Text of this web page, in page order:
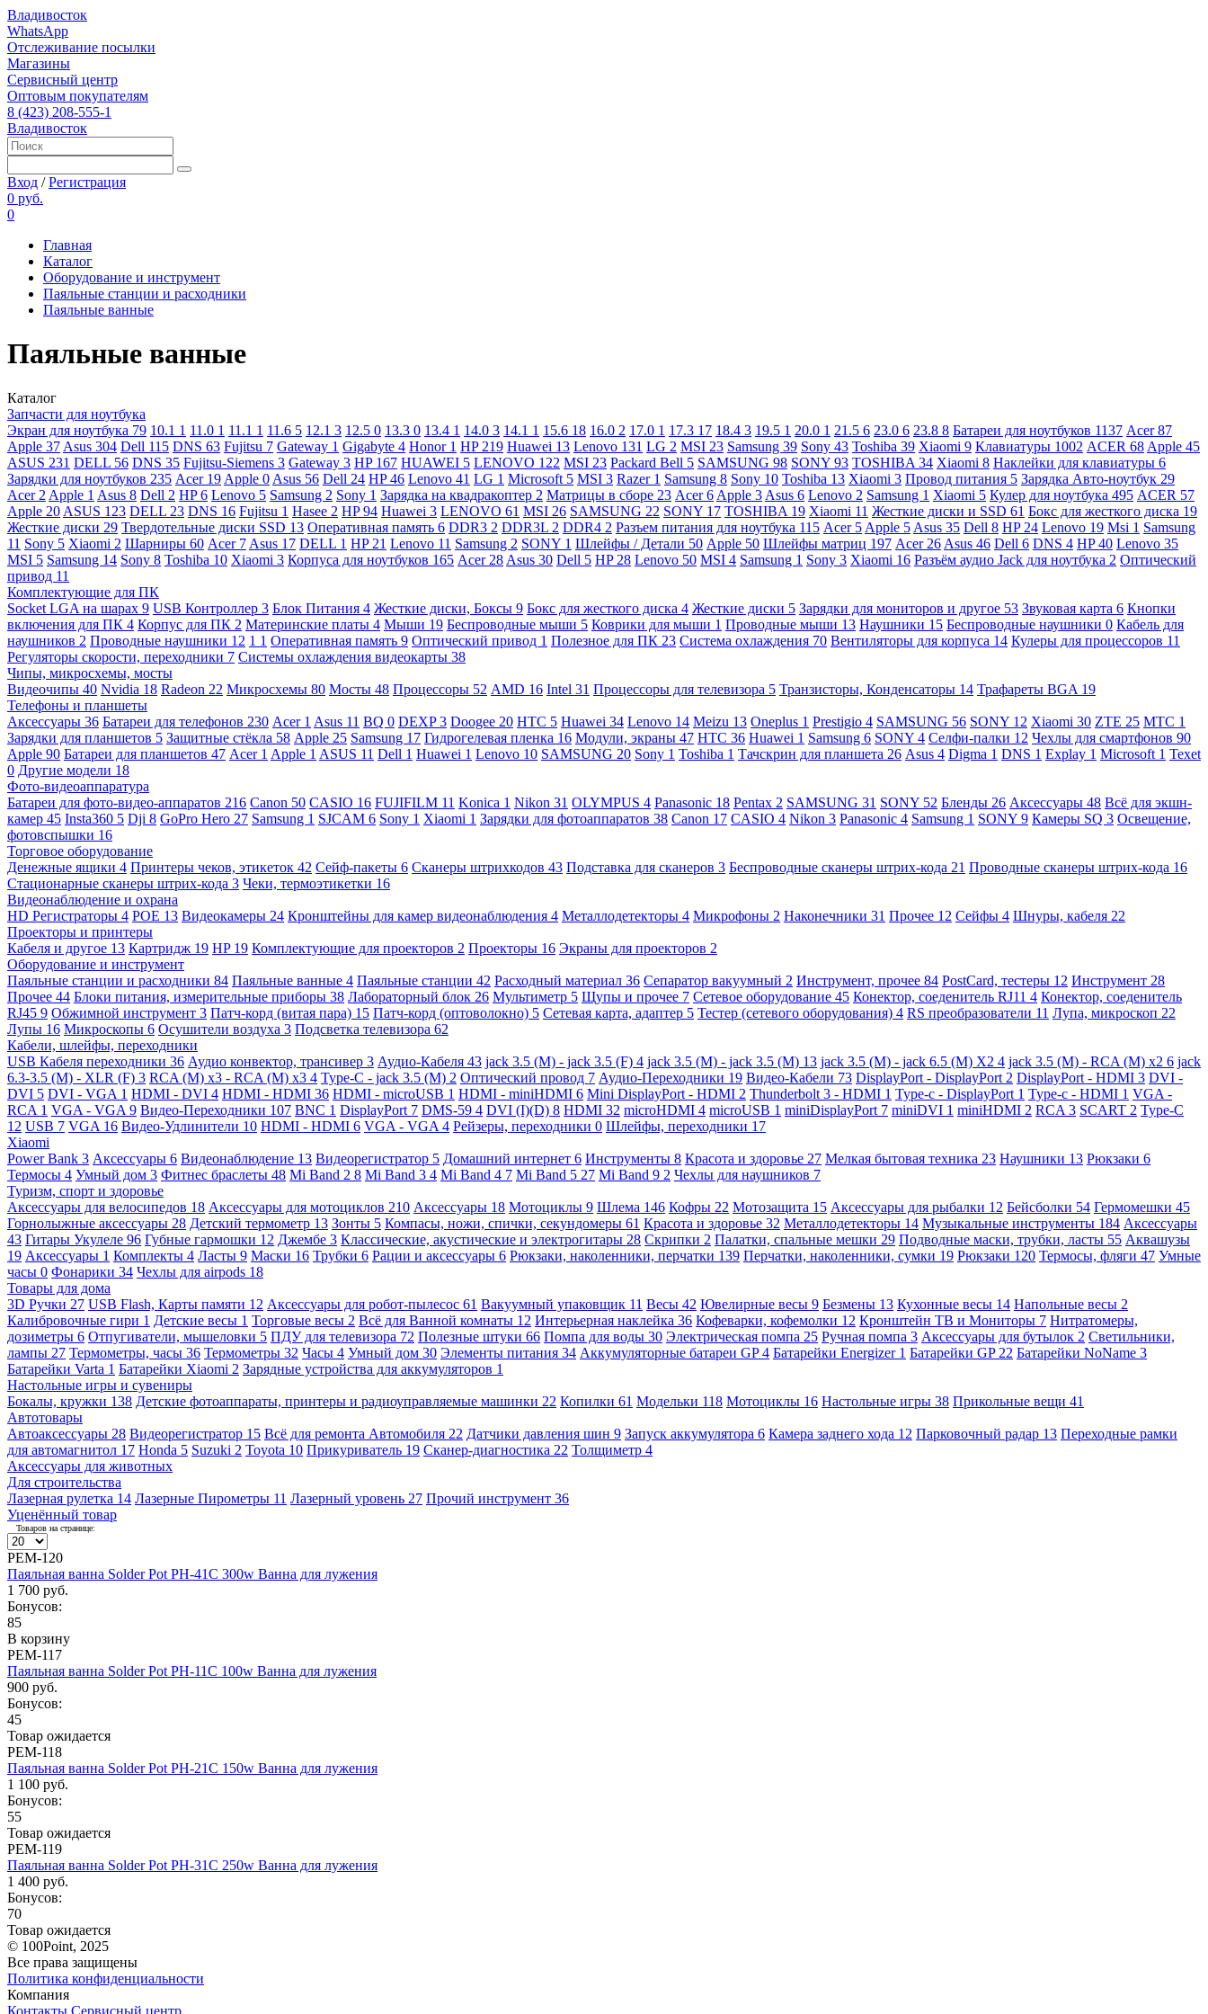
Владивосток
WhatsApp
Отслеживание посылки
Магазины
Сервисный центр
Оптовым покупателям
8 (423) 208-555-1
Владивосток
Вход /Регистрация
0 руб.
0
Главная
Каталог
Оборудование и инструмент
Паяльные станции и расходники
Паяльные ванные
Паяльные ванные
Каталог
Запчасти для ноутбука
Экран для ноутбука 79 10.1 1 11.0 1 11.1 1 11.6 5 12.1 3 12.5 0 13.3 0 13.4 1 14.0 3 14.1 1 15.6 18 16.0 2 17.0 1 17.3 17 18.4 3 19.5 1 20.0 1 21.5 6 23.0 6 23.8 8 Батареи для ноутбуков 1137 Acer87
Apple 37 Asus 304 Dell 115 DNS 63 Fujitsu 7 Gateway 1 Gigabyte 4 Honor 1 HP 219 Huawei 13 Lenovo 131 LG 2 MSI 23 Samsung 39 Sony 43 Toshiba 39 Xiaomi 9 Клавиатуры 1002 ACER 68 Apple 45
ASUS 231 DELL 56 DNS 35 Fujitsu-Siemens 3 Gateway 3 HP 167 HUAWEI 5 LENOVO 122 MSI 23 Packard Bell 5 SAMSUNG 98 SONY 93 TOSHIBA 34 Xiaomi 8 Наклейки для клавиатуры 6
Зарядки для ноутбуков 235 Acer 19 Apple 0 Asus 56 Dell 24 HP46 Lenovo 41 LG 1 Microsoft 5 MSI 3 Razer 1 Samsung 8 Sony 10 Toshiba 13 Xiaomi 3 Провод питания 5 Зарядка Авто-ноутбук 29
Acer 2 Apple 1 Asus 8 Dell 2 HP6 Lenovo 5 Samsung 2 Sony 1 Зарядка на квадракоптер 2 Матрицы в сборе 23 Acer6 Apple 3 Asus 6 Lenovo 2 Samsung 1 Xiaomi 5 Кулер для ноутбука 495 ACER 57
Apple 20 ASUS 123 DELL 23 DNS 16 Fujitsu 1 Hasee 2 HP94 Huawei 3 LENOVO 61 MSI 26 SAMSUNG 22 SONY 17 TOSHIBA 19 Xiaomi 11 Жесткие диски и SSD 61 Бокс для жесткого диска 19
Жесткие диски 29 Твердотельные диски SSD 13 Оперативная память 6 DDR3 2 DDR3L 2 DDR4 2 Разъем питания для ноутбука 115 Acer 5 Apple 5 Asus 35 Dell 8 HP 24 Lenovo 19 Msi 1 Samsung
11 Sony 5 Xiaomi 2 Шарниры 60 Acer 7 Asus 17 DELL 1 HP 21 Lenovo 11 Samsung 2 SONY 1 Шлейфы / Детали 50 Apple 50 Шлейфы матриц 197 Acer 26 Asus 46 Dell 6 DNS 4 HP40 Lenovo 35
MSI 5 Samsung 14 Sony 8 Toshiba 10 Xiaomi 3 Корпуса для ноутбуков 165 Acer 28 Asus 30 Dell 5 HP 28 Lenovo 50 MSI 4 Samsung 1 Sony 3 Xiaomi 16 Разъём аудио Jack для ноутбука 2 Оптический
привод 11
Комплектующие для ПК
Socket LGA на шарах 9 USB Контроллер 3 Блок Питания 4 Жесткие диски, Боксы 9 Бокс для жесткого диска 4 Жесткие диски 5 Зарядки для мониторов и другое 53 Звуковая карта 6 Кнопки
включения для ПК 4 Корпус для ПК 2 Материнские платы 4 Мыши 19 Беспроводные мыши 5 Коврики для мыши 1 Проводные мыши 13 Наушники 15 Беспроводные наушники 0 Кабель для
наушников 2 Проводные наушники 12 1 1 Оперативная память 9 Оптический привод 1 Полезное для ПК 23 Система охлаждения 70 Вентиляторы для корпуса 14 Кулеры для процессоров 11
Регуляторы скорости, переходники 7 Системы охлаждения видеокарты 38
Чипы, микросхемы, мосты
Видеочипы 40 Nvidia 18 Radeon 22 Микросхемы 80 Мосты 48 Процессоры 52 AMD 16 Intel 31 Процессоры для телевизора 5 Транзисторы, Конденсаторы 14 Трафареты BGA 19
Телефоны и планшеты
Аксессуары 36 Батареи для телефонов 230 Acer 1 Asus 11 BQ 0 DEXP3 Doogee 20 HTC 5 Huawei 34 Lenovo 14 Meizu 13 Oneplus 1 Prestigio 4 SAMSUNG 56 SONY 12 Xiaomi 30 ZTE 25 МТС 1
Зарядки для планшетов 5 Защитные стёкла 58 Apple 25 Samsung 17 Гидрогелевая пленка 16 Модули, экраны 47 HTC 36 Huawei 1 Samsung 6 SONY 4 Селфи-палки 12 Чехлы для смартфонов 90
Apple 90 Батареи для планшетов 47 Acer 1 Apple 1 ASUS 11 Dell 1 Huawei 1 Lenovo 10 SAMSUNG 20 Sony 1 Toshiba 1 Тачскрин для планшета 26 Asus 4 Digma 1 DNS 1 Explay 1 Microsoft 1 Texet
0 Другие модели 18
Фото-видеоаппаратура
Батареи для фото-видео-аппаратов 216 Canon 50 CASIO 16 FUJIFILM 11 Konica 1 Nikon 31 OLYMPUS 4 Panasonic 18 Pentax 2 SAMSUNG 31 SONY 52 Бленды 26 Аксессуары 48 Всё для экшн-
камер 45 Insta360 5 Dji 8 GoPro Hero 27 Samsung 1 SJCAM 6 Sony 1 Xiaomi 1 Зарядки для фотоаппаратов 38 Canon 17 CASIO 4 Nikon 3 Panasonic 4 Samsung 1 SONY 9 Камеры SQ 3 Освещение,
фотовспышки 16
Торговое оборудование
Денежные ящики 4 Принтеры чеков, этикеток 42 Сейф-пакеты 6 Сканеры штрихкодов 43 Подставка для сканеров 3 Беспроводные сканеры штрих-кода 21 Проводные сканеры штрих-кода 16
Стационарные сканеры штрих-кода 3 Чеки, термоэтикетки 16
Видеонаблюдение и охрана
HD Регистраторы 4 POE 13 Видеокамеры 24 Кронштейны для камер видеонаблюдения 4 Металлодетекторы 4 Микрофоны 2 Наконечники 31 Прочее 12 Сейфы 4 Шнуры, кабеля 22
Проекторы и принтеры
Кабеля и другое 13 Картридж 19 HP 19 Комплектующие для проекторов 2 Проекторы 16 Экраны для проекторов 2
Оборудование и инструмент
Паяльные станции и расходники 84 Паяльные ванные 4 Паяльные станции 42 Расходный материал 36 Сепаратор вакуумный 2 Инструмент, прочее 84 PostCard, тестеры 12 Инструмент 28
Прочее 44 Блоки питания, измерительные приборы 38 Лабораторный блок 26 Мультиметр 5 Щупы и прочее 7 Сетевое оборудование 45 Конектор, соеденитель RJ11 4 Конектор, соеденитель
RJ45 9 Обжимной инструмент 3 Патч-корд (витая пара) 15 Патч-корд (оптоволокно) 5 Сетевая карта, адаптер 5 Тестер (сетевого оборудования) 4 RS преобразователи 11 Лупа, микроскоп 22
Лупы 16 Микроскопы 6 Осушители воздуха 3 Подсветка телевизора 62
Кабели, шлейфы, переходники
USB Кабеля переходники 36 Аудио конвектор, трансивер 3 Аудио-Кабеля 43 jack 3.5 (M) - jack 3.5 (F) 4 jack 3.5 (M) - jack 3.5 (M) 13 jack 3.5 (M) - jack 6.5 (M) X2 4 jack 3.5 (M) - RCA (M) x2 6 jack
6.3-3.5 (M) - XLR (F) 3 RCA (M) x3 - RCA (M) x3 4 Type-C - jack 3.5 (M) 2 Оптический провод 7 Аудио-Переходники 19 Видео-Кабели 73 DisplayPort - DisplayPort 2 DisplayPort - HDMI 3 DVI -
DVI 5 DVI - VGA 1 HDMI - DVI 4 HDMI - HDMI 36 HDMI - microUSB 1 HDMI - miniHDMI 6 Mini DisplayPort - HDMI 2 Thunderbolt 3 - HDMI 1 Type-c - DisplayPort 1 Type-c - HDMI 1 VGA -
RCA 1 VGA - VGA 9 Видео-Переходники 107 BNC 1 DisplayPort 7 DMS-59 4 DVI (I)(D) 8 HDMI 32 microHDMI 4 microUSB 1 miniDisplayPort 7 miniDVI 1 miniHDMI 2 RCA 3 SCART 2 Type-C
12 USB 7 VGA 16 Видео-Удлинители 10 HDMI - HDMI 6 VGA - VGA 4 Рейзеры, переходники 0 Шлейфы, переходники 17
Xiaomi
Power Bank 3 Аксессуары 6 Видеонаблюдение 13 Видеорегистратор 5 Домашний интернет 6 Инструменты 8 Красота и здоровье 27 Мелкая бытовая техника 23 Наушники 13 Рюкзаки 6
Термосы 4 Умный дом 3 Фитнес браслеты 48 Mi Band 2 8 Mi Band 3 4 Mi Band 4 7 Mi Band 5 27 Mi Band 9 2 Чехлы для наушников 7
Туризм, спорт и здоровье
Аксессуары для велосипедов 18 Аксессуары для мотоциклов 210 Аксессуары 18 Мотоциклы 9 Шлема 146 Кофры 22 Мотозащита 15 Аксессуары для рыбалки 12 Бейсболки 54 Гермомешки 45
Горнолыжные аксессуары 28 Детский термометр 13 Зонты 5 Компасы, ножи, спички, секундомеры 61 Красота и здоровье 32 Металлодетекторы 14 Музыкальные инструменты 184 Аксессуары
43 Гитары Укулеле 96 Губные гармошки 12 Джембе 3 Классические, акустические и электрогитары 28 Скрипки 2 Палатки, спальные мешки 29 Подводные маски, трубки, ласты 55 Аквашузы
19 Аксессуары 1 Комплекты 4 Ласты 9 Маски 16 Трубки 6 Рации и аксессуары 6 Рюкзаки, наколенники, перчатки 139 Перчатки, наколенники, сумки 19 Рюкзаки 120 Термосы, фляги 47 Умные
часы 0 Фонарики 34 Чехлы для airpods 18
Товары для дома
3D Ручки 27 USB Flash, Карты памяти 12 Аксессуары для робот-пылесос 61 Вакуумный упаковщик 11 Весы 42 Ювелирные весы 9 Безмены 13 Кухонные весы 14 Напольные весы 2
Калибровочные гири 1 Детские весы 1 Торговые весы 2 Всё для Ванной комнаты 12 Интерьерная наклейка 36 Кофеварки, кофемолки 12 Кронштейн ТВ и Мониторы 7 Нитратомеры,
дозиметры 6 Отпугиватели, мышеловки 5 ПДУ для телевизора 72 Полезные штуки 66 Помпа для воды 30 Электрическая помпа 25 Ручная помпа 3 Аксессуары для бутылок 2 Светильники,
лампы 27 Термометры, часы 36 Термометры 32 Часы 4 Умный дом 30 Элементы питания 34 Аккумуляторные батареи GP4 Батарейки Energizer 1 Батарейки GP 22 Батарейки NoName 3
Батарейки Varta 1 Батарейки Xiaomi 2 Зарядные устройства для аккумуляторов 1
Настольные игры и сувениры
Бокалы, кружки 138 Детские фотоаппараты, принтеры и радиоуправляемые машинки 22 Копилки 61 Модельки 118 Мотоциклы 16 Настольные игры 38 Прикольные вещи 41
Автотовары
Автоаксессуары 28 Видеорегистратор 15 Всё для ремонта Автомобиля 22 Датчики давления шин 9 Запуск аккумулятора 6 Камера заднего хода 12 Парковочный радар 13 Переходные рамки
для автомагнитол 17 Honda 5 Suzuki 2 Toyota 10 Прикуриватель 19 Сканер-диагностика 22 Толщиметр 4
Аксессуары для животных
Для строительства
Лазерная рулетка 14 Лазерные Пирометры 11 Лазерный уровень 27 Прочий инструмент 36
Уценённый товар
Товаров на странице:
РЕМ-120
Паяльная ванна Solder Pot PH-41C 300w Ванна для лужения
1 700 руб.
Бонусов:
85
В корзину
РЕМ-117
Паяльная ванна Solder Pot PH-11C 100w Ванна для лужения
900 руб.
Бонусов:
45
Товар ожидается
РЕМ-118
Паяльная ванна Solder Pot PH-21C 150w Ванна для лужения
1 100 руб.
Бонусов:
55
Товар ожидается
РЕМ-119
Паяльная ванна Solder Pot PH-31C 250w Ванна для лужения
1 400 руб.
Бонусов:
70
Товар ожидается
© 100Point, 2025
Все права защищены
Политика конфиденциальности
Компания
Контакты Сервисный центр